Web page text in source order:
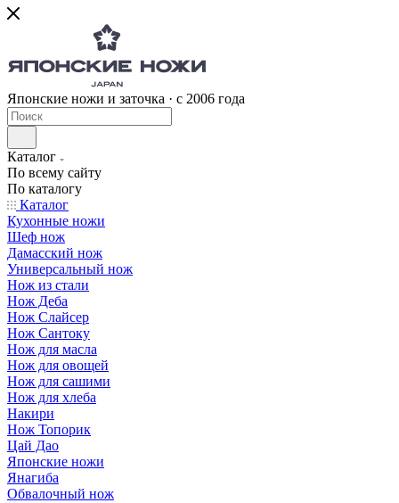
Японские ножи и заточка · с 2006 года
Каталог
По всему сайту
По каталогу
Каталог
Кухонные ножи
Шеф нож
Дамасский нож
Универсальный нож
Нож из стали
Нож Деба
Нож Слайсер
Нож Сантоку
Нож для масла
Нож для овощей
Нож для сашими
Нож для хлеба
Накири
Нож Топорик
Цай Дао
Японские ножи
Янагиба
Обвалочный нож